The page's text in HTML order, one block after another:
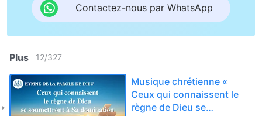
Contactez-nous par WhatsApp
Plus 12/327
Musique chrétienne «
Ceux qui connaissent le
règne de Dieu se